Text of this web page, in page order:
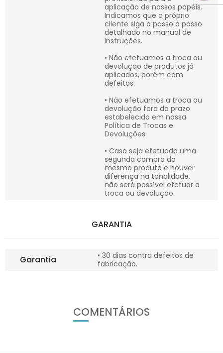
aplicação de nossos papéis.
Indicamos que o próprio
cliente siga o passo a passo
detalhado no manual de
instruções.
• Não efetuamos a troca ou
devolução de produtos já
aplicados, porém com
defeitos.
• Não efetuamos a troca ou
devolução fora do prazo
estabelecido em nossa
Política de Trocas e
Devoluções.
• Caso seja efetuada uma
segunda compra do
mesmo produto e houver
diferença na tonalidade,
não será possível efetuar a
troca ou devolução.
GARANTIA
Garantia
• 30 dias contra defeitos de
fabricação.
COMENTÁRIOS